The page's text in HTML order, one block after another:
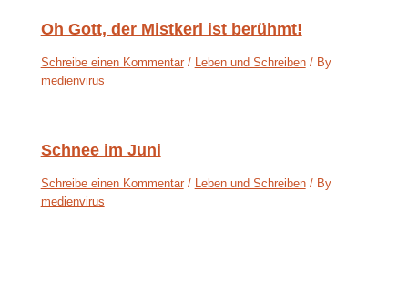
Oh Gott, der Mistkerl ist berühmt!
Schreibe einen Kommentar / Leben und Schreiben/ By
medienvirus
Schnee im Juni
Schreibe einen Kommentar / Leben und Schreiben/ By
medienvirus